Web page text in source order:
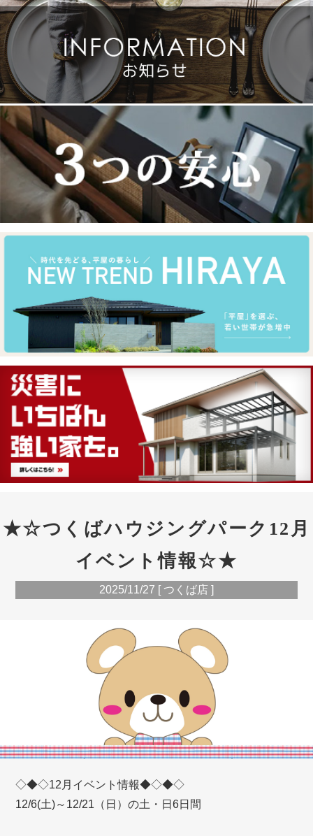
★☆つくばハウジングパーク12月
イベント情報☆★
2025/11/27 [ つくば店 ]
◇◆◇12月イベント情報◆◇◆◇
12/6(土)～12/21（日）の土・日6日間